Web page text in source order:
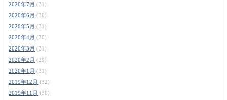
2020年7月 (31)
2020年6月 (30)
2020年5月 (31)
2020年4月 (30)
2020年3月 (31)
2020年2月 (29)
2020年1月 (31)
2019年12月 (32)
2019年11月 (30)